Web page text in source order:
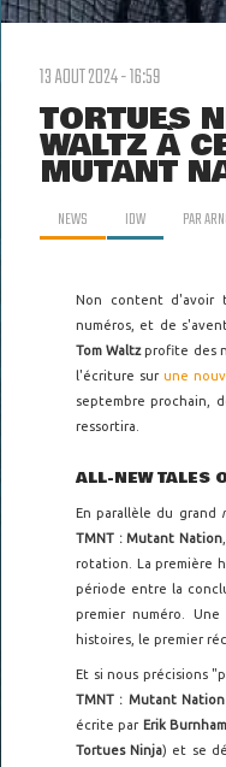
13 AOUT 2024 - 16:59
TORTUES
WALTZ À
MUTANT
NEWS IDW PAR
Non content d'avoir
numéros, et de
Tom Waltzprofite des
l'écriture sur une
septembre prochain,
ressortira.
ALL-NEW TALES
En parallèle du grand
TMNT : Mutant Nation
rotation. La première
période entre la
premier numéro.
histoires, le premier
Et si nous précisions
TMNT : Mutant Nation
écrite par Erik Burnham
Tortues Ninja) et se